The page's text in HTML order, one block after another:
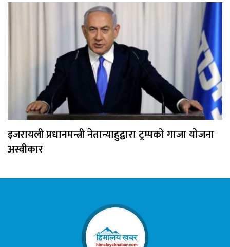
इजरायली प्रधानमन्त्री नेतान्याहुद्वारा ट्रम्पको गाजा योजना
अस्वीकार